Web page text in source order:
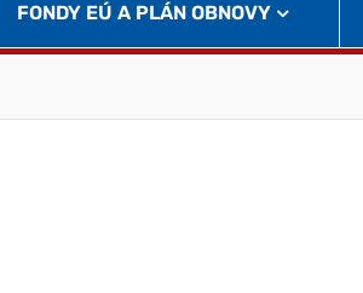
FONDY EÚ A PLÁN OBNOVY